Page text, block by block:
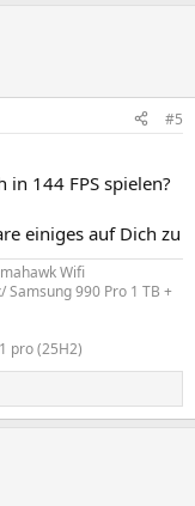
#5
in 144 FPS spielen?
einiges auf Dich zu
Wifi
Samsung 990 Pro 1 TB +
pro (25H2)